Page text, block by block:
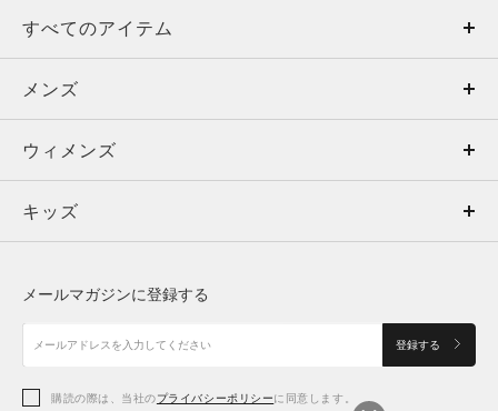
すべてのアイテム
メンズ
ウィメンズ
キッズ
アクセサリー
メンズ
トップス
ボトムス
アクセサリー
ウィメンズ
トップス
シューズ
アクセサリー
キッズ
シューズ
メールマガジンに登録する
登録する
購読の際は、当社のプライバシーポリシーに同意します。